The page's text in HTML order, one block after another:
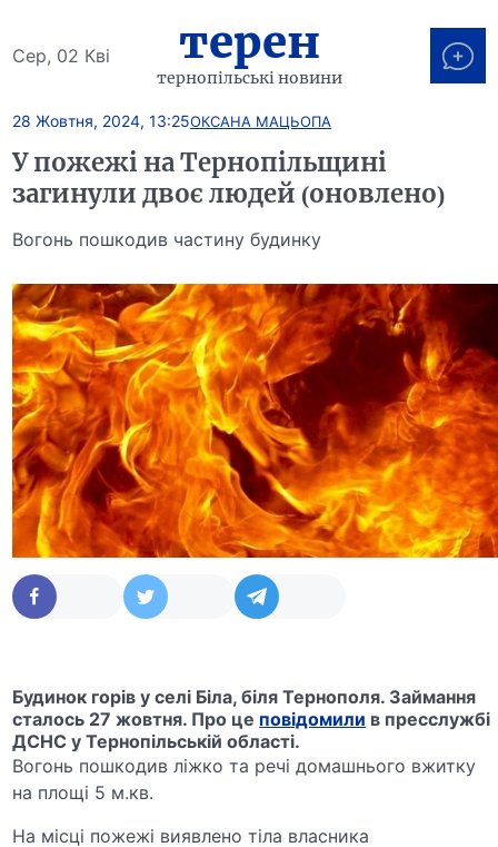
Сер, 02 Кві терен
тернопільські новини
28 Жовтня, 2024, 13:25ОКСАНА МАЦЬОПА
У пожежі на Тернопільщині
загинули двоє людей (оновлено)
Вогонь пошкодив частину будинку
Будинок горів у селі Біла, біля Тернополя. Займання
сталось 27 жовтня. Про це повідомили в пресслужбі
ДСНС у Тернопільській області.
Вогонь пошкодив ліжко та речі домашнього вжитку
на площі 5 м.кв.
На місці пожежі виявлено тіла власника